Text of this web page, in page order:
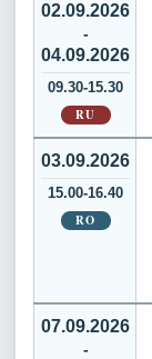
02.09.2026
-
04.09.2026
09.30-15.30
RU
03.09.2026
15.00-16.40
RO
07.09.2026
-